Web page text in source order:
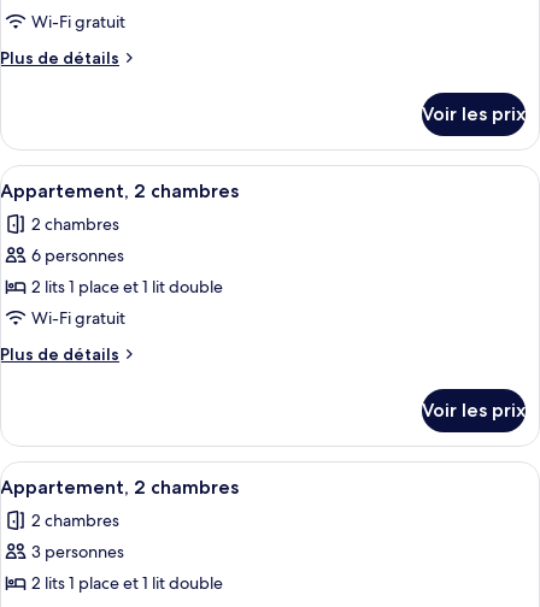
ce
type
de
Appartement,
chambres
Wi-Fi gratuit
Plus de détails
Plus
le
type
de
chambre
Appartement,
2
Voir les prix
Afficher
toutes
les
photos
pour
ce
type
de
Appartement,
chambres
Une cuisine moderne avec des
8
Appartement, 2 chambres
2 chambres
6 personnes
2 lits 1 place et 1 lit double
Wi-Fi gratuit
Plus de détails
Plus
le
type
de
chambre
Appartement,
2
Voir les prix
Afficher
toutes
les
photos
pour
Une cuisine moderne avec des
8
Appartement, 2 chambres
2 chambres
3 personnes
2 lits 1 place et 1 lit double